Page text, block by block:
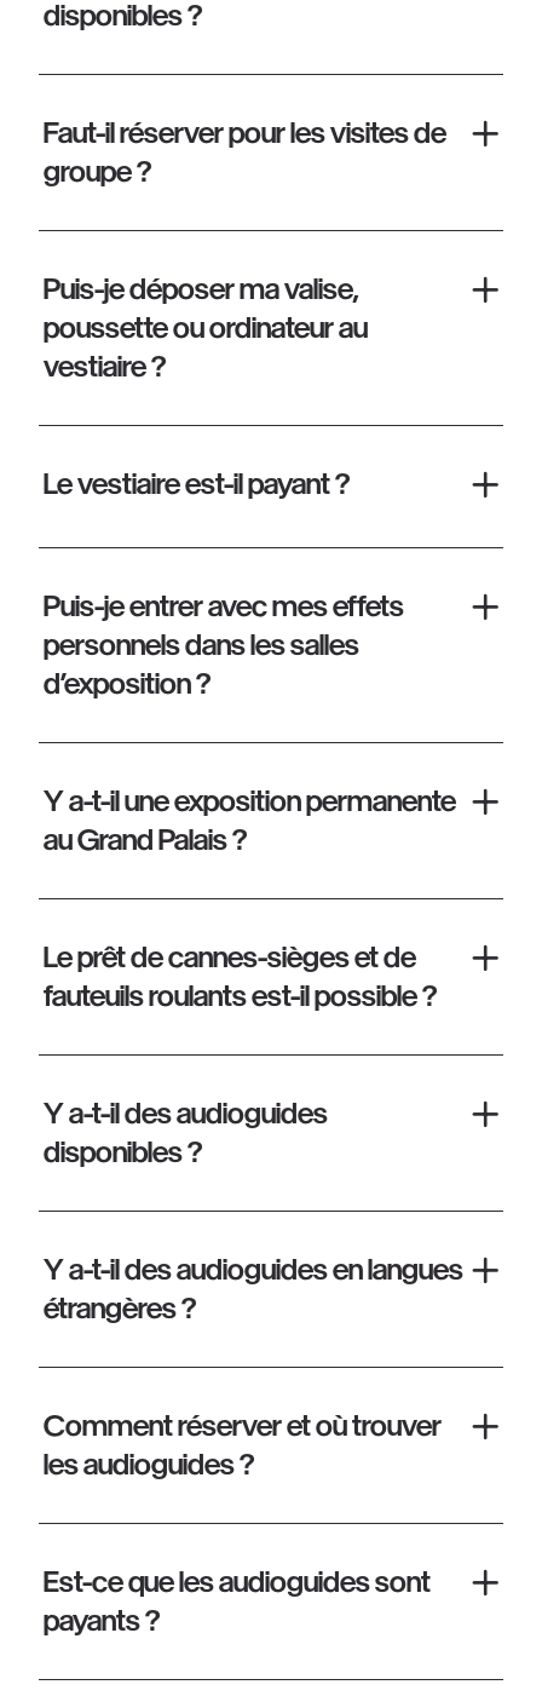
disponibles ?
Faut-il réserver pour les visites de
groupe ?
Puis-je déposer ma valise,
poussette ou ordinateur au
vestiaire ?
Le vestiaire est-il payant ?
Puis-je entrer avec mes effets
personnels dans les salles
d’exposition ?
Y a-t-il une exposition permanente
au Grand Palais ?
Le prêt de cannes-sièges et de
fauteuils roulants est-il possible ?
Y a-t-il des audioguides
disponibles ?
Y a-t-il des audioguides en langues
étrangères ?
Comment réserver et où trouver
les audioguides ?
Est-ce que les audioguides sont
payants ?